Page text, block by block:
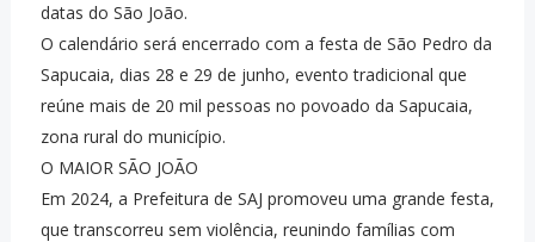
datas do São João.
O calendário será encerrado com a festa de São Pedro da
Sapucaia, dias 28 e 29 de junho, evento tradicional que
reúne mais de 20 mil pessoas no povoado da Sapucaia,
zona rural do município.
O MAIOR SÃO JOÃO
Em 2024, a Prefeitura de SAJ promoveu uma grande festa,
que transcorreu sem violência, reunindo famílias com